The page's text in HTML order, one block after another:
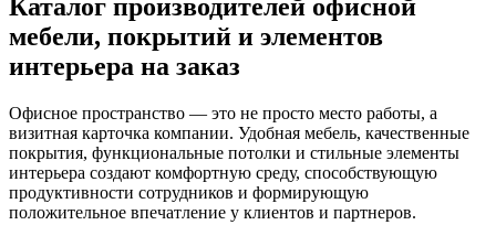
Каталог производителей офисной
мебели, покрытий и элементов
интерьера на заказ
Офисное пространство — это не просто место работы, а
визитная карточка компании. Удобная мебель, качественные
покрытия, функциональные потолки и стильные элементы
интерьера создают комфортную среду, способствующую
продуктивности сотрудников и формирующую
положительное впечатление у клиентов и партнеров.